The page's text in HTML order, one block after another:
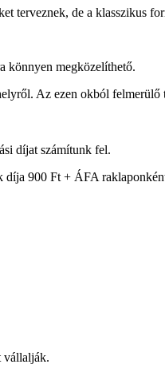
terveznek, de a klasszikus
könnyen megközelíthető.
Az ezen okból
díjat számítunk fel.
díja 900 Ft + ÁFA
vállalják.